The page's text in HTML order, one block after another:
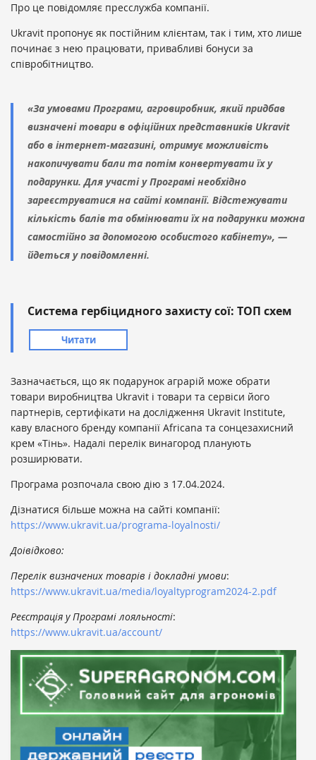
Про це повідомляє пресслужба компанії.
Ukravit пропонує як постійним клієнтам, так і тим, хто лише
починає з нею працювати, привабливі бонуси за
співробітництво.
«За умовами Програми, агровиробник, який придбав
визначені товари в офіційних представників Ukravit
або в інтернет-магазині, отримує можливість
накопичувати бали та потім конвертувати їх у
подарунки. Для участі у Програмі необхідно
зареєструватися на сайті компанії. Відстежувати
кількість балів та обмінювати їх на подарунки можна
самостійно за допомогою особистого кабінету», —
йдеться у повідомленні.
Система гербіцидного захисту сої: ТОП схем
Читати
Зазначається, що як подарунок аграрій може обрати
товари виробництва Ukravit і товари та сервіси його
партнерів, сертифікати на дослідження Ukravit Institute,
каву власного бренду компанії Africana та сонцезахисний
крем «Тінь». Надалі перелік винагород планують
розширювати.
Програма розпочала свою дію з 17.04.2024.
Дізнатися більше можна на сайті компанії:
https://www.ukravit.ua/programa-loyalnosti/
Доівідково:
Перелік визначених товарів і докладні умови:
https://www.ukravit.ua/media/loyaltyprogram2024-2.pdf
Реєстрація у Програмі лояльності:
https://www.ukravit.ua/account/